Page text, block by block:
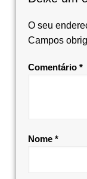
O seu
Campos
Comentário *
Nome *